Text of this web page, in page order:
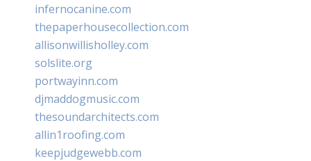
infernocanine.com
thepaperhousecollection.com
allisonwillisholley.com
solslite.org
portwayinn.com
djmaddogmusic.com
thesoundarchitects.com
allin1roofing.com
keepjudgewebb.com